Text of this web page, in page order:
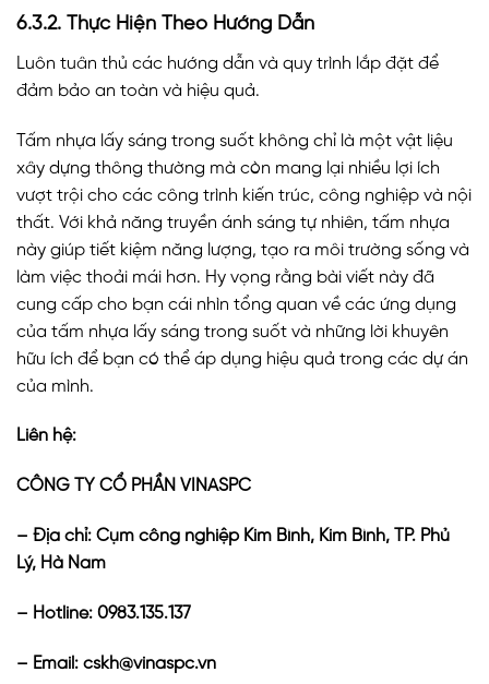
6.3.2. Thực Hiện Theo Hướng Dẫn
Luôn tuân thủ các hướng dẫn và quy trình lắp đặt để
đảm bảo an toàn và hiệu quả.
Tấm nhựa lấy sáng trong suốt không chỉ là một vật liệu
xây dựng thông thường mà còn mang lại nhiều lợi ích
vượt trội cho các công trình kiến trúc, công nghiệp và nội
thất. Với khả năng truyền ánh sáng tự nhiên, tấm nhựa
này giúp tiết kiệm năng lượng, tạo ra môi trường sống và
làm việc thoải mái hơn. Hy vọng rằng bài viết này đã
cung cấp cho bạn cái nhìn tổng quan về các ứng dụng
của tấm nhựa lấy sáng trong suốt và những lời khuyên
hữu ích để bạn có thể áp dụng hiệu quả trong các dự án
của mình.
Liên hệ:
CÔNG TY CỔ PHẦN VINASPC
– Địa chỉ: Cụm công nghiệp Kim Bình, Kim Bình, TP. Phủ
Lý, Hà Nam
– Hotline: 0983.135.137
– Email: cskh@vinaspc.vn